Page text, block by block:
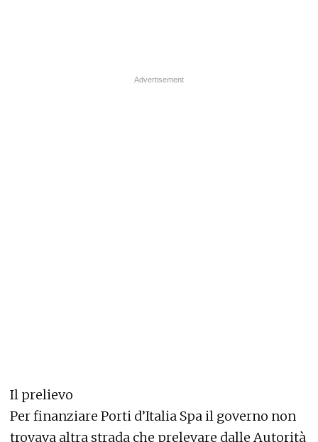
Il prelievo
Per finanziare Porti d’Italia Spa il governo non
trovava altra strada che prelevare dalle Autorità